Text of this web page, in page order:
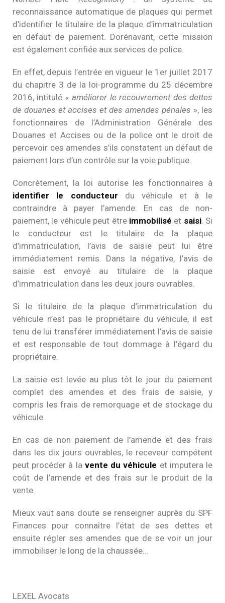
reconnaissance automatique de plaques qui permet
d’identifier le titulaire de la plaque d’immatriculation
en défaut de paiement. Dorénavant, cette mission
est également confiée aux services de police.
En effet, depuis l’entrée en vigueur le 1er juillet 2017
du chapitre 3 de la loi-programme du 25 décembre
2016, intitulé « améliorer le recouvrement des dettes
de douanes et accises et des amendes pénales », les
fonctionnaires de l’Administration Générale des
Douanes et Accises ou de la police ont le droit de
percevoir ces amendes s’ils constatent un défaut de
paiement lors d’un contrôle sur la voie publique.
Concrètement, la loi autorise les fonctionnaires à
identifier le conducteur du véhicule et à le
contraindre à payer l’amende. En cas de non-
paiement, le véhicule peut être immobilisé et saisi. Si
le conducteur est le titulaire de la plaque
d’immatriculation, l’avis de saisie peut lui être
immédiatement remis. Dans la négative, l’avis de
saisie est envoyé au titulaire de la plaque
d’immatriculation dans les deux jours ouvrables.
Si le titulaire de la plaque d’immatriculation du
véhicule n’est pas le propriétaire du véhicule, il est
tenu de lui transférer immédiatement l’avis de saisie
et est responsable de tout dommage à l’égard du
propriétaire.
La saisie est levée au plus tôt le jour du paiement
complet des amendes et des frais de saisie, y
compris les frais de remorquage et de stockage du
véhicule.
En cas de non paiement de l’amende et des frais
dans les dix jours ouvrables, le receveur compétent
peut procéder à la vente du véhicule et imputera le
coût de l’amende et des frais sur le produit de la
vente.
Mieux vaut sans doute se renseigner auprès du SPF
Finances pour connaître l’état de ses dettes et
ensuite régler ses amendes que de se voir un jour
immobiliser le long de la chaussée…
LEXEL Avocats